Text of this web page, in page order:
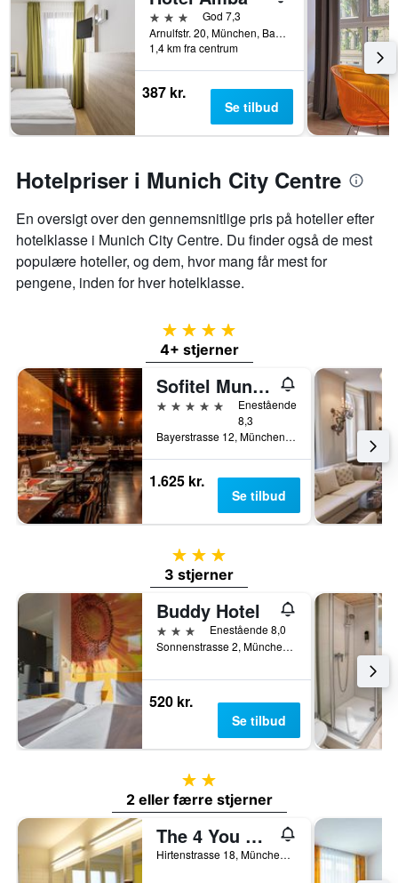
3 stjernerGod 7,3
Arnulfstr. 20, München, Bayern, Tyskland
1,4 km fra centrum
387 kr.
Se tilbud
Hotelpriser i Munich City Centre
En oversigt over den gennemsnitlige pris på hoteller efter
hotelklasse i Munich City Centre. Du finder også de mest
populære hoteller, og dem, hvor mang får mest for
pengene, inden for hver hotelklasse.
4 stjerner
4+ stjerner
Sofitel Munich Bayerpost
5 stjerner
Enestående
8,3
Bayerstrasse 12, München, Bayern, Tyskland
1.625 kr.
Se tilbud
3 stjerner
3 stjerner
Buddy Hotel
3 stjernerEnestående 8,0
Sonnenstrasse 2, München, Bayern, Tyskland
520 kr.
Se tilbud
2 stjerner
2 eller færre stjerner
The 4 You Hostel & Hotel
Hirtenstrasse 18, München, Bayern, Tyskland